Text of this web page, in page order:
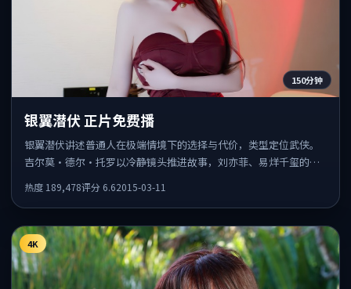
150分钟
银翼潜伏 正片免费播
银翼潜伏讲述普通人在极端情境下的选择与代价，类型定位武侠。
吉尔莫·德尔·托罗以冷静镜头推进故事，刘亦菲、易烊千玺的表
热度 189,478评分 6.62015-03-11
4K